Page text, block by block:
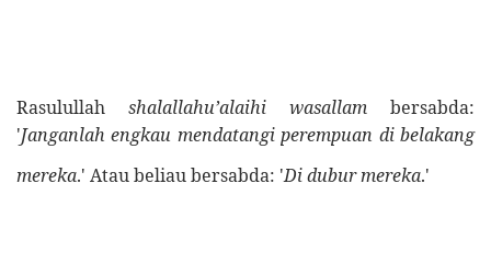
Rasulullah shalallahu’alaihi wasallam bersabda:
'Janganlah engkau mendatangi perempuan di belakang
mereka.' Atau beliau bersabda: 'Di dubur mereka.'